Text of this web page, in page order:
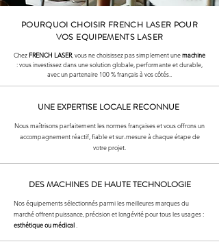
POURQUOI CHOISIR FRENCH LASER POUR
VOS EQUIPEMENTS LASER
ChezFRENCH LASER, vous ne choisissez pas simplement unemachine
: vous investissez dans une solution globale, performante et durable,
avec un partenaire 100 % français à vos côtés.
UNE EXPERTISE LOCALE RECONNUE
Nous maîtrisons parfaitement les normes françaises et vous offrons un
accompagnement réactif, fiable et sur-mesure à chaque étape de
votre projet.
DES MACHINES DE HAUTE TECHNOLOGIE
Nos équipements sélectionnés parmi les meilleures marques du
marché offrent puissance, précision et longévité pour tous les usages :
esthétique ou médical